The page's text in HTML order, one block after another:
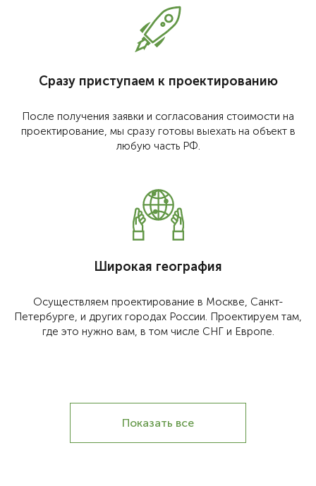
Сразу приступаем к проектированию
После получения заявки и согласования стоимости на
проектирование, мы сразу готовы выехать на объект в
любую часть РФ.
Широкая география
Осуществляем проектирование в Москве, Санкт-
Петербурге, и других городах России. Проектируем там,
где это нужно вам, в том числе СНГ и Европе.
Показать все